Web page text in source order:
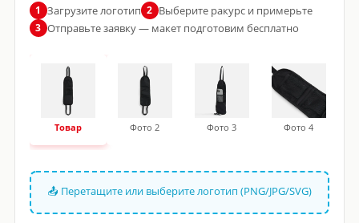
1 Загрузите логотип 2 Выберите ракурс и примерьте
3 Отправьте заявку — макет подготовим бесплатно
Товар Фото 2 Фото 3 Фото 4
📤 Перетащите или выберите логотип (PNG/JPG/SVG)